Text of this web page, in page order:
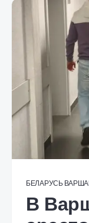
БЕЛАРУСЬ
В